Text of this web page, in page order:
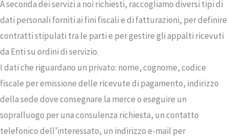
A seconda dei servizi a noi richiesti, raccogliamo diversi tipi di
dati personali forniti ai fini fiscali e di fatturazioni, per definire
contratti stipulati tra le parti e per gestire gli appalti ricevuti
da Enti su ordini di servizio.
I dati che riguardano un privato: nome, cognome, codice
fiscale per emissione delle ricevute di pagamento, indirizzo
della sede dove consegnare la merce o eseguire un
sopralluogo per una consulenza richiesta, un contatto
telefonico dell’interessato, un indirizzo e-mail per